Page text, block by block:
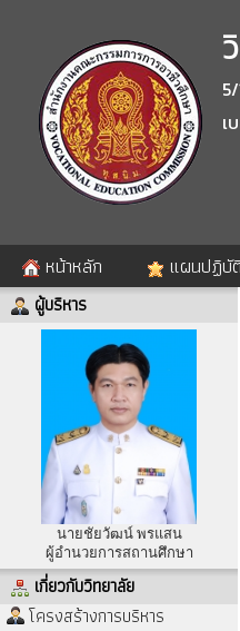
เ
หน้าหลัก แผนปฏิบั
ผู้บริหาร
นายชัยวัฒน์ พรแสน
ผู้อำนวยการสถานศึกษา
เกี่ยวกับวิทยาลัย
โครงสร้างการบริหาร